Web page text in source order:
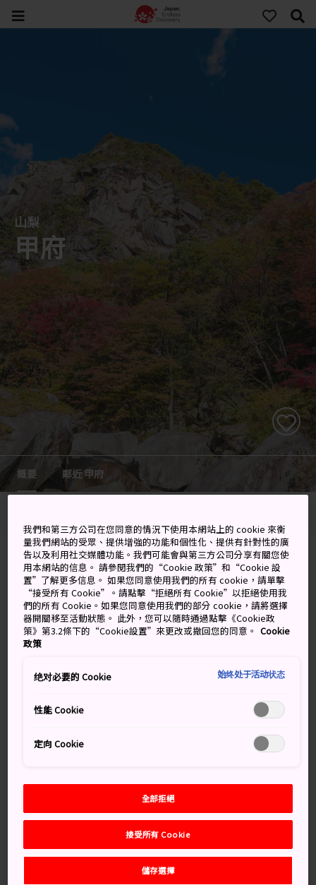
山梨
甲府
概要 鄰近 甲府
山脈環繞的歷史城市，以豐富的
果園與葡萄酒莊聞名
甲府是富士山附近的天然盆地，從東京即能輕鬆前往。此
處得天獨厚，擁有許多果園與葡萄園。此處的山梨水蜜桃
和櫻桃聞名全日本。在甲府可以探訪古城遺跡，或泡溫泉
別錯過
在被認為日本最美峽谷之一的昇仙峽中爬山
參觀當地酒莊
在夏天摘水蜜桃
我們和第三方公司在您同意的情況下使用本網站上的 cookie 來衡
量我們網站的受眾、提供增強的功能和個性化、提供有針對性的廣
告以及利用社交媒體功能。我們可能會與第三方公司分享有關您使
用本網站的信息。 請參閱我們的“Cookie 政策”和“Cookie 設
置”了解更多信息。 如果您同意使用我們的所有 cookie，請單擊
“接受所有 Cookie”。請點擊“拒絕所有 Cookie”以拒絕使用我
們的所有 Cookie。如果您同意使用我們的部分 cookie，請將選擇
器開關移至活動狀態。 此外，您可以隨時通過點擊《Cookie政
策》第3.2條下的“Cookie設置”來更改或撤回您的同意。 Cookie
政策
绝对必要的 Cookie 始终处于活动状态
性能 Cookie
定向 Cookie
全部拒絕
接受所有 Cookie
儲存選擇